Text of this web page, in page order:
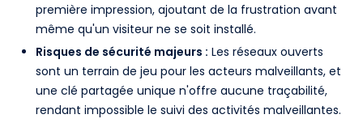
première impression, ajoutant de la frustration avant
même qu'un visiteur ne se soit installé.
Risques de sécurité majeurs : Les réseaux ouverts
sont un terrain de jeu pour les acteurs malveillants, et
une clé partagée unique n'offre aucune traçabilité,
rendant impossible le suivi des activités malveillantes.